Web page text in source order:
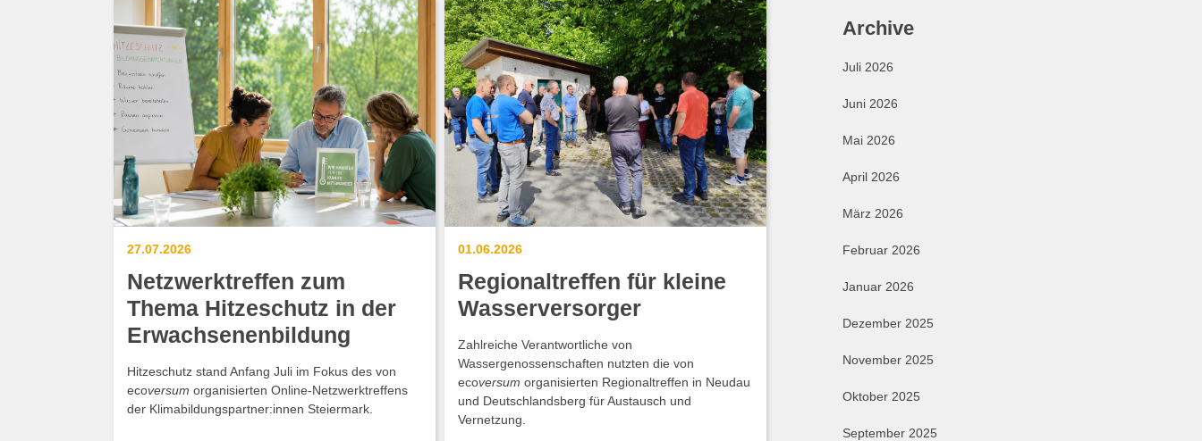
27.07.2026
Netzwerktreffen zum
Thema Hitzeschutz in der
Erwachsenenbildung
Hitzeschutz stand Anfang Juli im Fokus des von
ecoversum organisierten Online-Netzwerktreffens
der Klimabildungspartner:innen Steiermark.
01.06.2026
Regionaltreffen für kleine
Wasserversorger
Zahlreiche Verantwortliche von
Wassergenossenschaften nutzten die von
ecoversum organisierten Regionaltreffen in Neudau
und Deutschlandsberg für Austausch und
Vernetzung.
Archive
Juli 2026
Juni 2026
Mai 2026
April 2026
März 2026
Februar 2026
Januar 2026
Dezember 2025
November 2025
Oktober 2025
September 2025